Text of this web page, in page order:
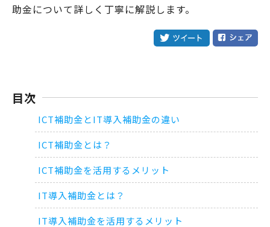
助金について詳しく丁寧に解説します。
目次
ICT補助金とIT導入補助金の違い
ICT補助金とは？
ICT補助金を活用するメリット
IT導入補助金とは？
IT導入補助金を活用するメリット